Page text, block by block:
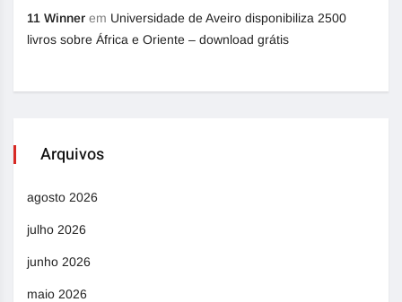
11 Winner em Universidade de Aveiro disponibiliza 2500
livros sobre África e Oriente – download grátis
Arquivos
agosto 2026
julho 2026
junho 2026
maio 2026